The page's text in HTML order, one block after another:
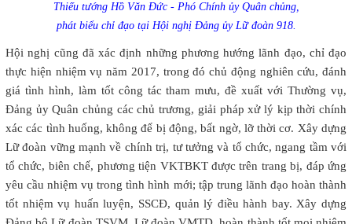
Thiếu tướng Hồ Văn Đức - Phó Chính ủy Quân chủng,
phát biểu chỉ đạo tại Hội nghị Đảng ủy Lữ đoàn 918.
Hội nghị cũng đã xác định những phương hướng lãnh đạo, chỉ đạo
thực hiện nhiệm vụ năm 2017, trong đó chủ động nghiên cứu, đánh
giá tình hình, làm tốt công tác tham mưu, đề xuất với Thường vụ,
Đảng ủy Quân chủng các chủ trương, giải pháp xử lý kịp thời chính
xác các tình huống, không để bị động, bất ngờ, lỡ thời cơ. Xây dựng
Lữ đoàn vững mạnh về chính trị, tư tưởng và tổ chức, ngang tầm với
tổ chức, biên chế, phương tiện VKTBKT được trên trang bị, đáp ứng
yêu cầu nhiệm vụ trong tình hình mới; tập trung lãnh đạo hoàn thành
tốt nhiệm vụ huấn luyện, SSCĐ, quản lý điều hành bay. Xây dựng